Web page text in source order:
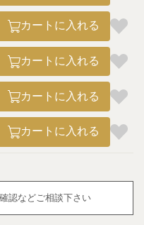
カートに入れる
カートに入れる
カートに入れる
カートに入れる
認などご相談下さい